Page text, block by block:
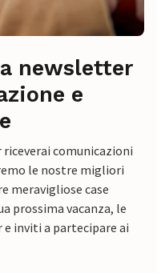
newsletter
e
comunicazioni
le nostre migliori
meravigliose case
prossima vacanza, le
inviti a partecipare ai